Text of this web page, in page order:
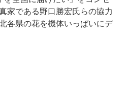
家である野口勝宏氏らの協力
各県の花を機体いっぱいにデ